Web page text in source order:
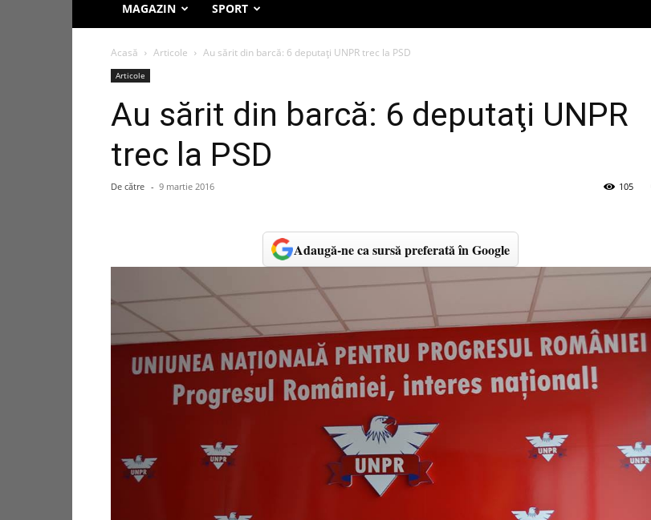
MAGAZIN SPORT
Acasă Articole Au sărit din barcă: 6 deputaţi UNPR trec la PSD
Articole
Au sărit din barcă: 6 deputaţi UNPR
trec la PSD
De către - 9 martie 2016 105
Adaugă-ne ca sursă preferată în Google